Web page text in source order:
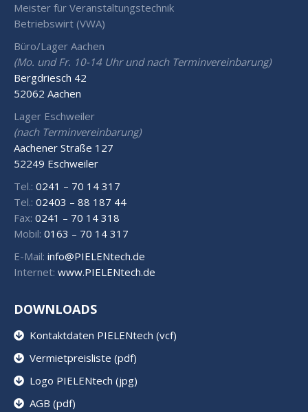
Meister für Veranstaltungstechnik
Betriebswirt (VWA)
Büro/Lager Aachen
(Mo. und Fr. 10-14 Uhr und nach Terminvereinbarung)
Bergdriesch 42
52062 Aachen
Lager Eschweiler
(nach Terminvereinbarung)
Aachener Straße 127
52249 Eschweiler
Tel.: 0241 – 70 14 317
Tel.: 02403 – 88 187 44
Fax: 0241 – 70 14 318
Mobil: 0163 – 70 14 317
E-Mail: info@PIELENtech.de
Internet: www.PIELENtech.de
DOWNLOADS
Kontaktdaten PIELENtech (vcf)
Vermietpreisliste (pdf)
Logo PIELENtech (jpg)
AGB (pdf)